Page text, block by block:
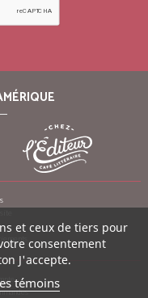
et ceux de tiers pour
consentement
J'accepte.
témoins